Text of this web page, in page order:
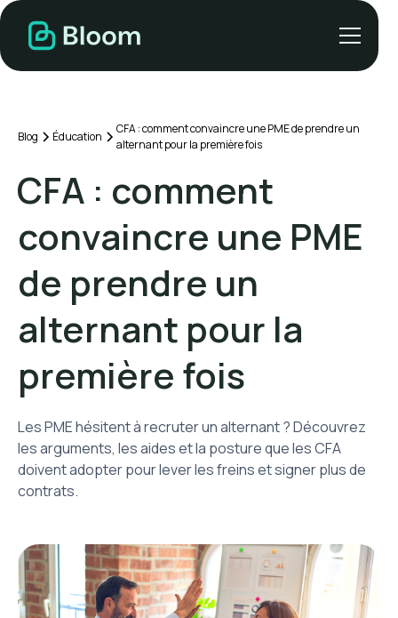
Blog Éducation
CFA : comment convaincre une PME de prendre un
alternant pour la première fois
CFA : comment
convaincre une PME
de prendre un
alternant pour la
première fois
Les PME hésitent à recruter un alternant ? Découvrez
les arguments, les aides et la posture que les CFA
doivent adopter pour lever les freins et signer plus de
contrats.